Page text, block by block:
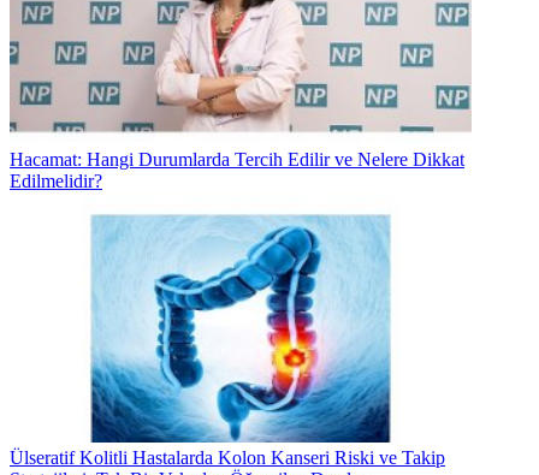
Hacamat: Hangi Durumlarda Tercih Edilir ve Nelere Dikkat
Edilmelidir?
Ülseratif Kolitli Hastalarda Kolon Kanseri Riski ve Takip